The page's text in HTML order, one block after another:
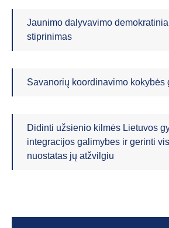
Jaunimo dalyvavimo
stiprinimas
Savanorių koordinavimo kokybės
Didinti užsienio kilmės Lietuvos
integracijos galimybes ir gerinti
nuostatas jų atžvilgiu